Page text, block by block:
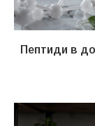
Пептиди в